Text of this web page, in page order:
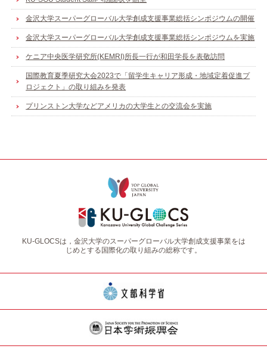
金沢大学スーパーグローバル大学創成支援事業総括シンポジウムの開催
金沢大学スーパーグローバル大学創成支援事業総括シンポジウムを実施
ケニア中央医学研究所(KEMRI)所長一行が和田学長を表敬訪問
国際教育夏季研究大会2023で「留学生キャリア形成・地域定着促進プ
ロジェクト」の取り組みを発表
プリンストン大学などアメリカの大学生との交流会を実施
KU-GLOCSは，金沢大学のスーパーグローバル大学創成支援事業をは
じめとする国際化の取り組みの総称です。